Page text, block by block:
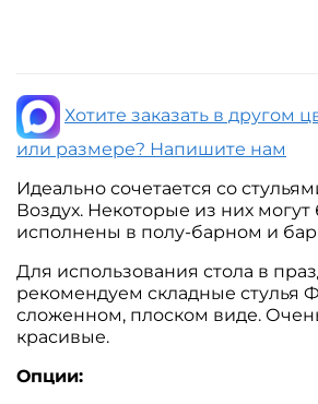
Хотите заказать в другом
или размере? Напишите нам
Идеально сочетается со
Воздух. Некоторые из них могут
исполнены в полу-барном и
Для использования стола в
рекомендуем складные стулья
сложенном, плоском виде.
красивые.
Опции: